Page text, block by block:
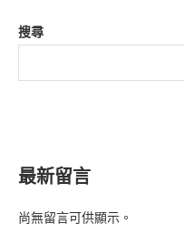
搜尋
最新留言
尚無留言可供顯示。